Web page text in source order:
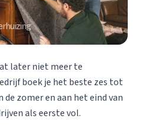
later niet meer te
boek je het beste zes tot
zomer en aan het eind van
als eerste vol.